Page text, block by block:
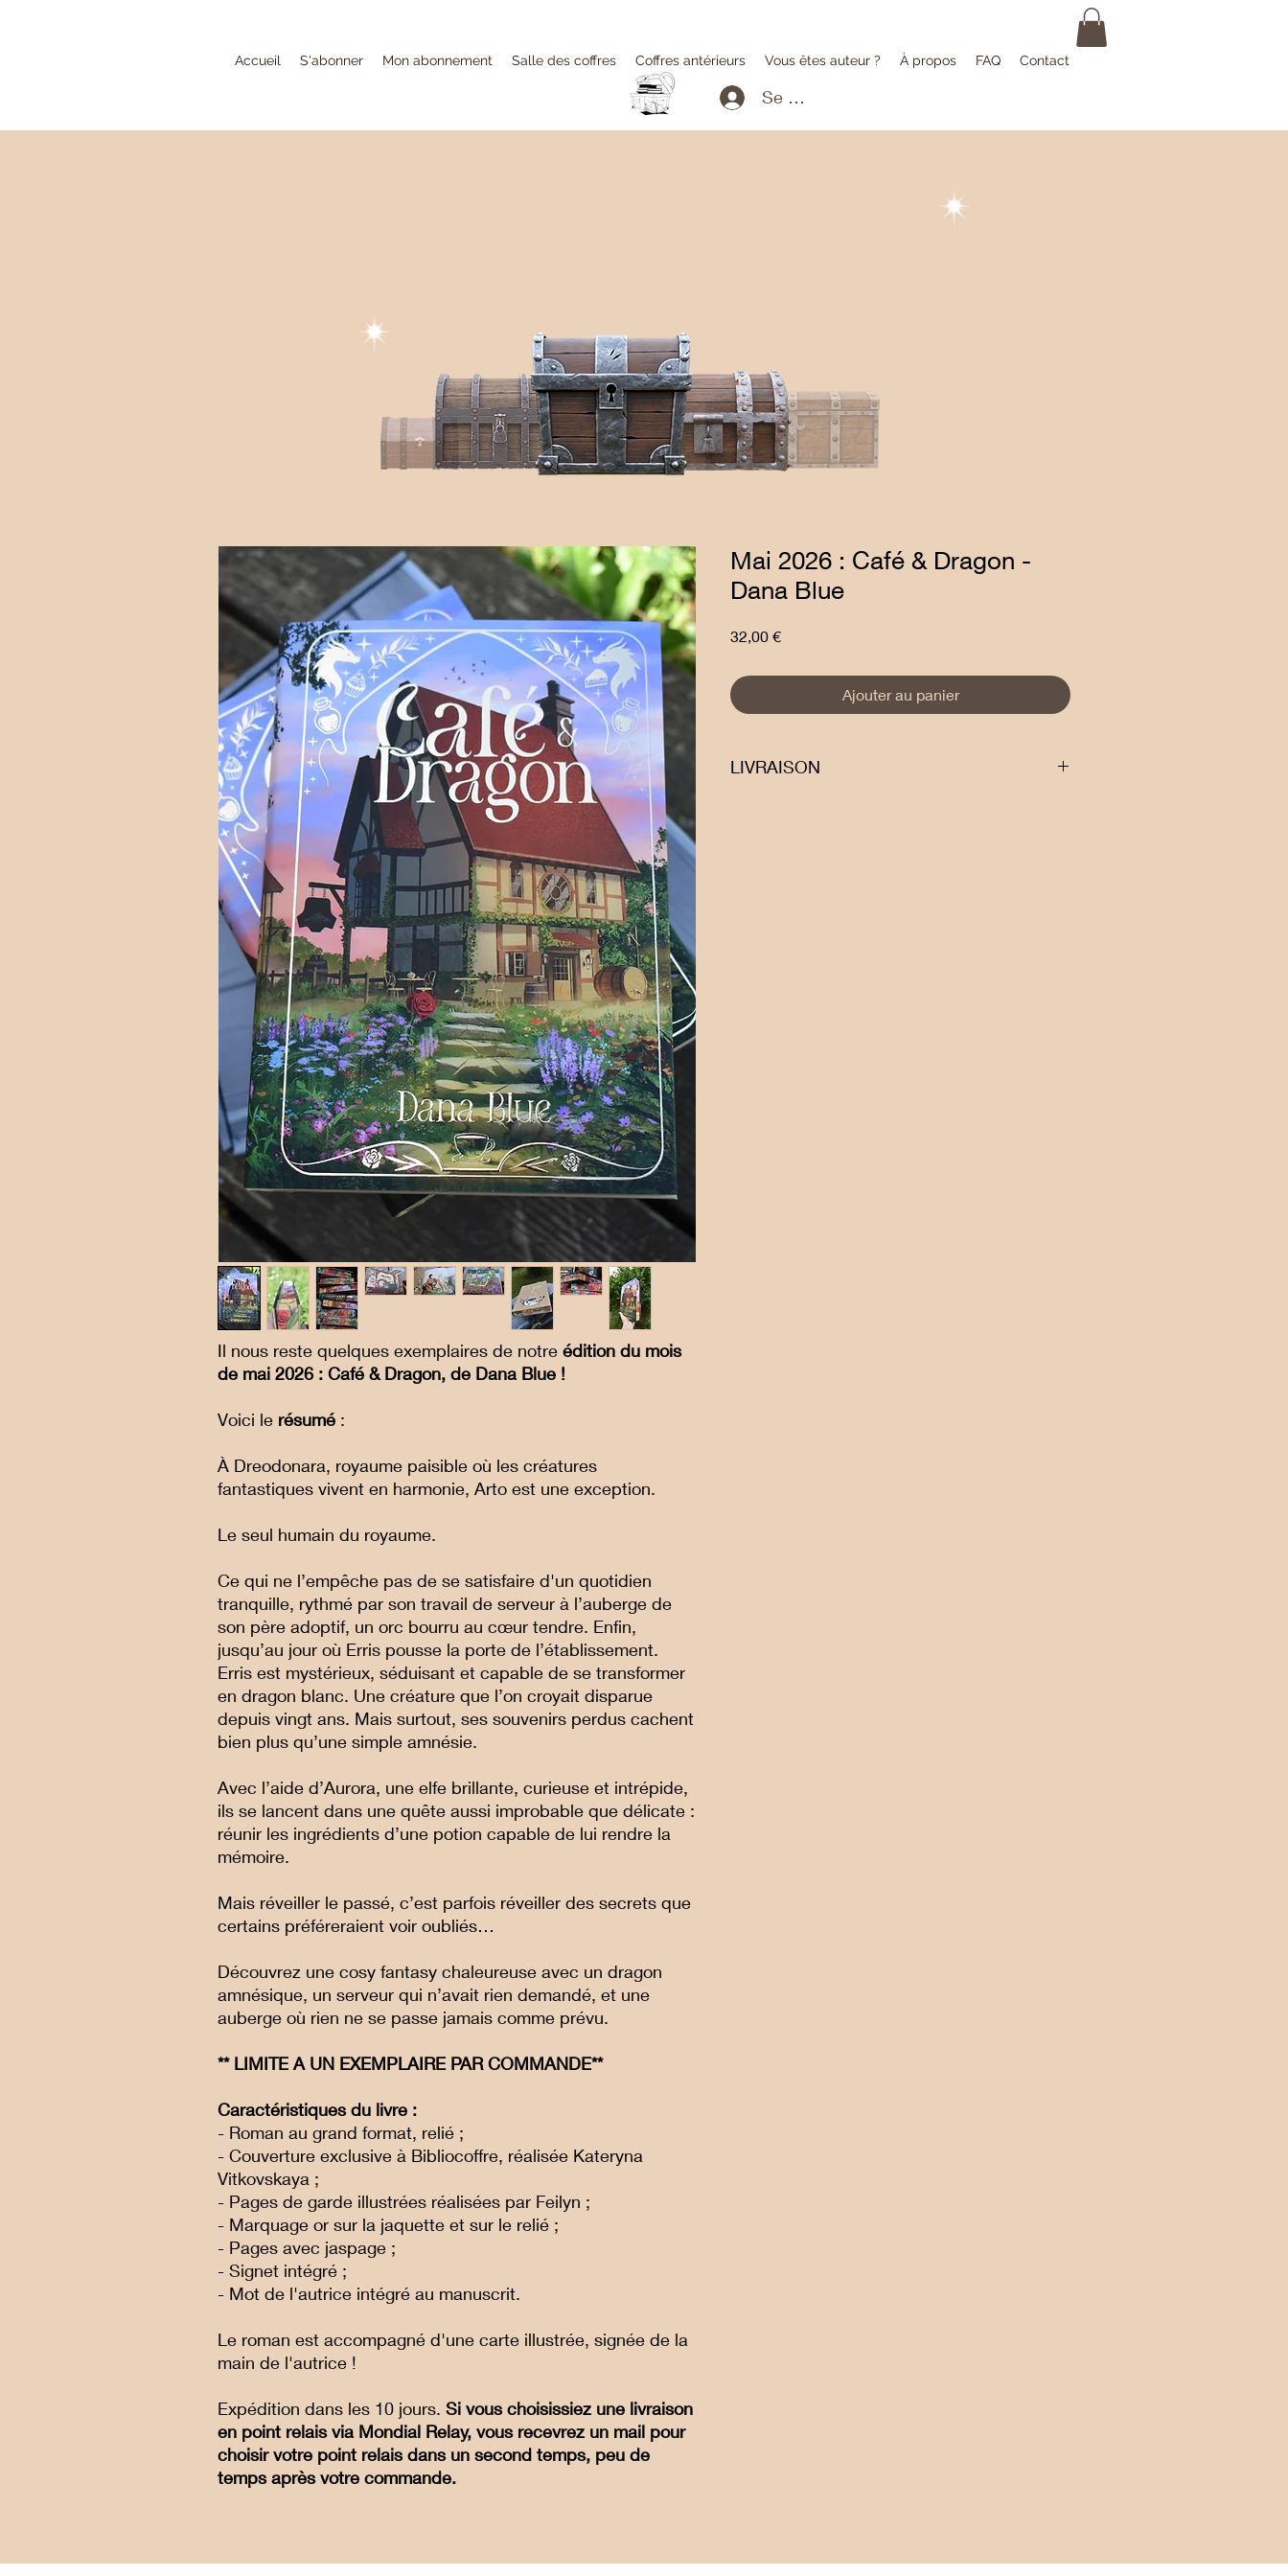
Accueil S'abonner Mon abonnement Salle des coffres Coffres antérieurs Vous êtes auteur ? À propos FAQ Contact
Se connecter
Il nous reste quelques exemplaires de notre édition du mois
de mai 2026 : Café & Dragon, de Dana Blue !
Voici le résumé :
À Dreodonara, royaume paisible où les créatures
fantastiques vivent en harmonie, Arto est une exception.
Le seul humain du royaume.
Ce qui ne l’empêche pas de se satisfaire d'un quotidien
tranquille, rythmé par son travail de serveur à l’auberge de
son père adoptif, un orc bourru au cœur tendre. Enfin,
jusqu’au jour où Erris pousse la porte de l’établissement.
Erris est mystérieux, séduisant et capable de se transformer
en dragon blanc. Une créature que l’on croyait disparue
depuis vingt ans. Mais surtout, ses souvenirs perdus cachent
bien plus qu’une simple amnésie.
Avec l’aide d’Aurora, une elfe brillante, curieuse et intrépide,
ils se lancent dans une quête aussi improbable que délicate :
réunir les ingrédients d’une potion capable de lui rendre la
mémoire.
Mais réveiller le passé, c’est parfois réveiller des secrets que
certains préféreraient voir oubliés…
Découvrez une cosy fantasy chaleureuse avec un dragon
amnésique, un serveur qui n’avait rien demandé, et une
auberge où rien ne se passe jamais comme prévu.
** LIMITE A UN EXEMPLAIRE PAR COMMANDE**
Caractéristiques du livre :
- Roman au grand format, relié ;
- Couverture exclusive à Bibliocoffre, réalisée Kateryna
Vitkovskaya ;
- Pages de garde illustrées réalisées par Feilyn ;
- Marquage or sur la jaquette et sur le relié ;
- Pages avec jaspage ;
- Signet intégré ;
- Mot de l'autrice intégré au manuscrit.
Le roman est accompagné d'une carte illustrée, signée de la
main de l'autrice !
Expédition dans les 10 jours. Si vous choisissiez une livraison
en point relais via Mondial Relay, vous recevrez un mail pour
choisir votre point relais dans un second temps, peu de
temps après votre commande.
Mai 2026 : Café & Dragon -
Dana Blue
32,00 €Prix
Ajouter au panier
LIVRAISON